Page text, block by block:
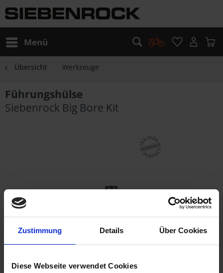
Zustimmung Details Über Cookies
Diese Webseite verwendet Cookies
Menü
Übersicht Werkzeuge
Führungshülse
Siebenrock Big Bore Kit
inkl. ges. USt.,zzgl. Versandkosten